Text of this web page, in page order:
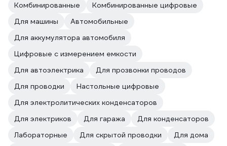
Комбинированные
Комбинированные цифровые
Для машины
Автомобильные
Для аккумулятора автомобиля
Цифровые с измерением емкости
Для автоэлектрика
Для прозвонки проводов
Для проводки
Настольные цифровые
Для электролитических конденсаторов
Для электриков
Для гаража
Для конденсаторов
Лабораторные
Для скрытой проводки
Для дома